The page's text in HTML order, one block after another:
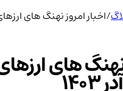
/
نهنگ های ارزهای